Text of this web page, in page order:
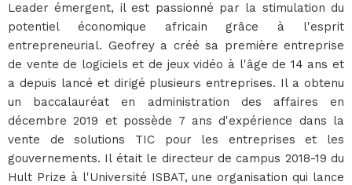
Leader émergent, il est passionné par la stimulation du
potentiel économique africain grâce à l'esprit
entrepreneurial. Geofrey a créé sa première entreprise
de vente de logiciels et de jeux vidéo à l'âge de 14 ans et
a depuis lancé et dirigé plusieurs entreprises. Il a obtenu
un baccalauréat en administration des affaires en
décembre 2019 et possède 7 ans d'expérience dans la
vente de solutions TIC pour les entreprises et les
gouvernements. Il était le directeur de campus 2018-19 du
Hult Prize à l'Université ISBAT, une organisation qui lance